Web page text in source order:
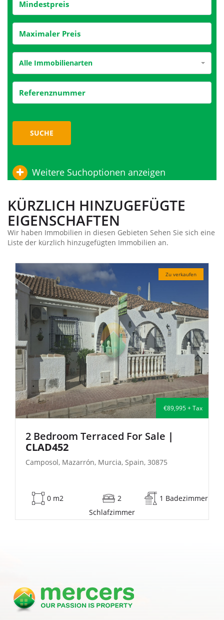
Alle Immobilienarten
SUCHE
Weitere Suchoptionen anzeigen
KÜRZLICH HINZUGEFÜGTE
EIGENSCHAFTEN
Wir haben Immobilien in diesen Gebieten Sehen Sie sich eine
Liste der kürzlich hinzugefügten Immobilien an.
+ Tax €135,000
2 Bedroom Semi-Detached For
| FB140
Camposol, Mazarrón, Murcia, Spain, 30875
2
Schlafzimmer
1